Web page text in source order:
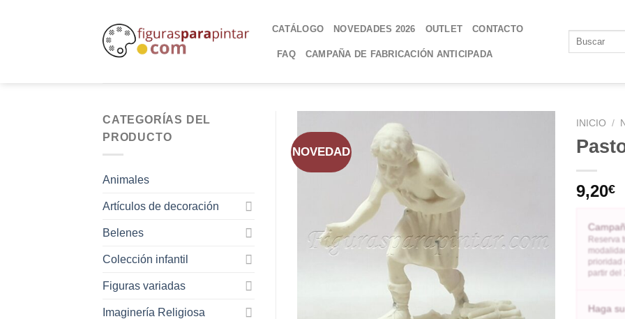
CATÁLOGO NOVEDADES 2026 OUTLET CONTACTO
FAQ CAMPAÑA DE FABRICACIÓN ANTICIPADA
CATEGORÍAS DEL
PRODUCTO
Animales
Artículos de decoración
Belenes
Colección infantil
Figuras variadas
Imaginería Religiosa
NOVEDAD
INICIO /
9,20€
Reserva
prioridad
partir del
Haga